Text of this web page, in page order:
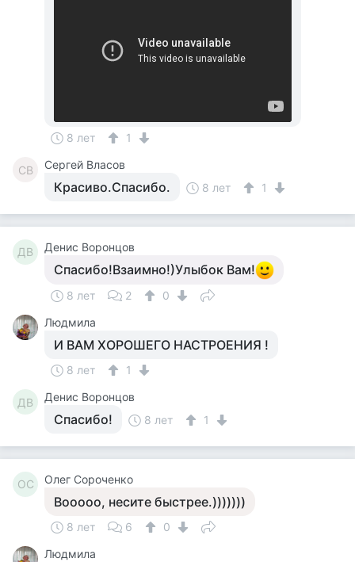
8 лет 1
СВ Сергей Власов
Красиво.Спасибо. 8 лет 1
ДВ Денис Воронцов
Спасибо!Взаимно!)Улыбок Вам!
8 лет 2
0
Людмила
И ВАМ ХОРОШЕГО НАСТРОЕНИЯ !
8 лет 1
ДВ Денис Воронцов
Спасибо! 8 лет 1
ОС Олег Сороченко
Вооооо, несите быстрее.)))))))
8 лет 6
0
Людмила